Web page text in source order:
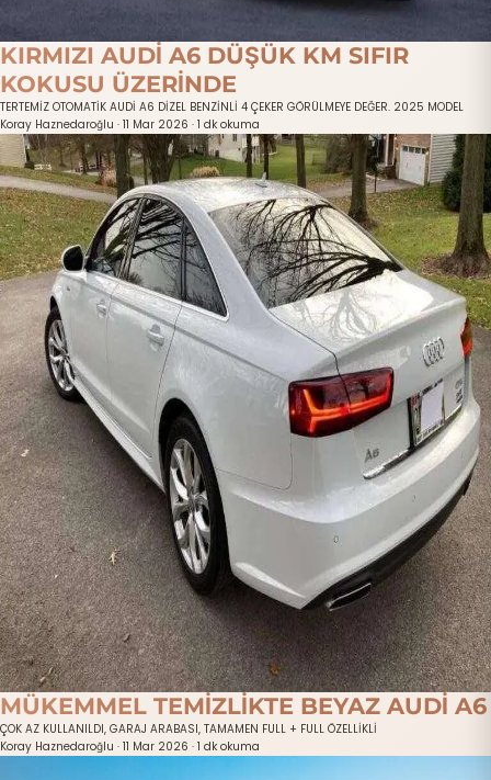
KIRMIZI AUDİ A6 DÜŞÜK KM SIFIR
KOKUSU ÜZERİNDE
TERTEMİZ OTOMATİK AUDİ A6 DİZEL BENZİNLİ 4 ÇEKER GÖRÜLMEYE DEĞER. 2025 MODEL
Koray Haznedaroğlu · 11 Mar 2026 · 1 dk okuma
MÜKEMMEL TEMİZLİKTE BEYAZ AUDİ A6
ÇOK AZ KULLANILDI, GARAJ ARABASI, TAMAMEN FULL + FULL ÖZELLİKLİ
Koray Haznedaroğlu · 11 Mar 2026 · 1 dk okuma